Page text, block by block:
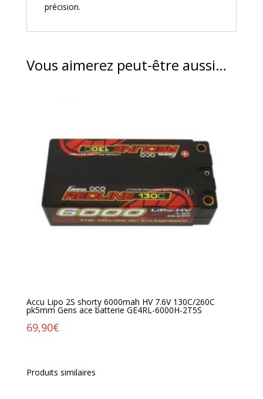
précision.
Vous aimerez peut-être aussi…
Accu Lipo 2S shorty 6000mah HV 7.6V 130C/260C
pk5mm Gens ace batterie GE4RL-6000H-2T5S
69,90€
Produits similaires